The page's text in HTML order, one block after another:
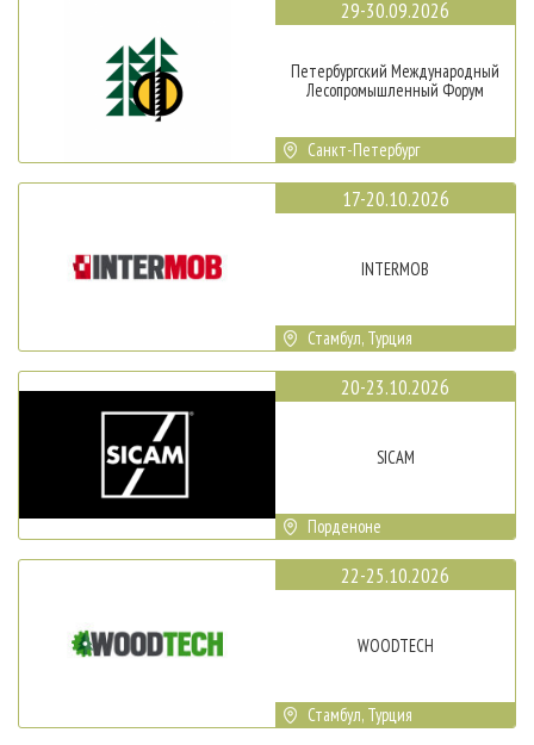
29-30.09.2026
Петербургский Международный
Лесопромышленный Форум
Санкт-Петербург
17-20.10.2026
INTERMOB
Стамбул, Турция
20-23.10.2026
SICAM
Порденоне
22-25.10.2026
WOODTECH
Стамбул, Турция